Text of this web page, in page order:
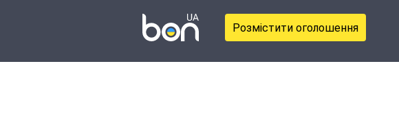
Розмістити оголошення